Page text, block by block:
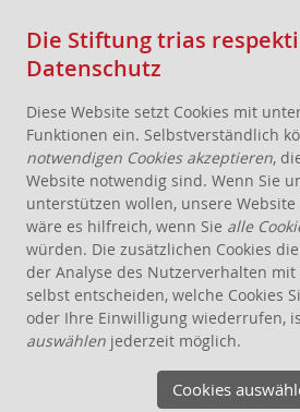
AKTUELLES
STIFTUNG
THEMEN
ANGEBOTE FÜR
WISSEN
Die Stiftung trias
Datenschutz
Diese Website setzt Cookies mit
Funktionen ein. Selbstverständlich
notwendigen Cookies akzeptieren,
Website notwendig sind. Wenn Sie
unterstützen wollen, unsere
wäre es hilfreich, wenn Sie alle
würden. Die zusätzlichen Cookies
der Analyse des Nutzerverhalten
selbst entscheiden, welche Cookies
oder Ihre Einwilligung wiederrufen,
auswählen jederzeit möglich.
Cookies